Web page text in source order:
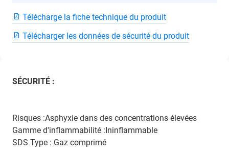
Télécharge la fiche technique du produit
Télécharger les données de sécurité du produit
SÉCURITÉ :
Risques :Asphyxie dans des concentrations élevées
Gamme d'inflammabilité :Ininflammable
SDS Type : Gaz comprimé